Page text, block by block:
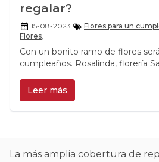
regalar?
15-08-2023 Flores para un
Flores
Con un bonito ramo de flores
cumpleaños. Rosalinda, florería
obsequies a tus seres queridos
aroma y color. Haz que el
pareja o familiar sea un día
Leer más
La más amplia cobertura de